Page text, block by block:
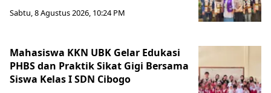
Sabtu, 8 Agustus 2026, 10:24 PM
Mahasiswa KKN UBK Gelar Edukasi
PHBS dan Praktik Sikat Gigi Bersama
Siswa Kelas I SDN Cibogo